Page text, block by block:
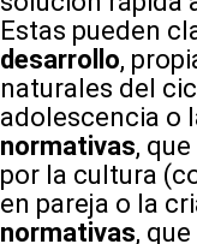
Estas pueden
desarrollo,
naturales del
adolescencia o
normativas,
por la cultura
en pareja o la
normativas,